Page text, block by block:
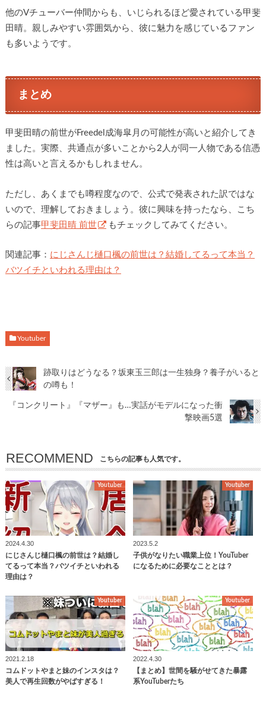
他のVチューバー仲間からも、いじられるほど愛されている甲斐
田晴。親しみやすい雰囲気から、彼に魅力を感じているファン
も多いようです。
まとめ
甲斐田晴の前世がFreedel成海皐月の可能性が高いと紹介してき
ました。実際、共通点が多いことから2人が同一人物である信憑
性は高いと言えるかもしれません。
ただし、あくまでも噂程度なので、公式で発表された訳ではな
いので、理解しておきましょう。彼に興味を持ったなら、こち
らの記事甲斐田晴 前世 もチェックしてみてください。
関連記事： にじさんじ樋口楓の前世は？結婚してるって本当？
バツイチといわれる理由は？
Youtuber
跡取りはどうなる？坂東玉三郎は一生独身？養子がいると
の噂も！
『コンクリート』『マザー』も…実話がモデルになった衝
撃映画5選
RECOMMEND こちらの記事も人気です。
Youtuber
2024.4.30
にじさんじ樋口楓の前世は？結婚し
てるって本当？バツイチといわれる
理由は？
Youtuber
2023.5.2
子供がなりたい職業上位！YouTuber
になるために必要なこととは？
Youtuber
2021.2.18
コムドットやまと妹のインスタは？
美人で再生回数がやばすぎる！
Youtuber
2022.4.30
【まとめ】世間を騒がせてきた暴露
系YouTuberたち